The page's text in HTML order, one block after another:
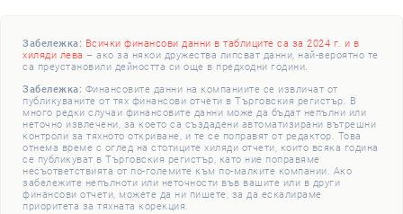
Забележка: Всички финансови данни в таблиците са за 2024 г. и в
хиляди лева – ако за някои дружества липсват данни, най-вероятно те
са преустановили дейността си още в предходни години.
Забележка: Финансовите данни на компаниите се извличат от
публикуваните от тях финансови отчети в Търговския регистър. В
много редки случаи финансовите данни може да бъдат непълни или
неточно извлечени, за което са създадени автоматизирани вътрешни
контроли за тяхното откриване, и те се поправят от редактор. Това
отнема време с оглед на стотиците хиляди отчети, които всяка година
се публикуват в Търговския регистър, като ние поправяме
несъответствията от по-големите към по-малките компании. Ако
забележите непълноти или неточности във вашите или в други
финансови отчети, можете да ни пишете, за да ескалираме
приоритета за тяхната корекция.